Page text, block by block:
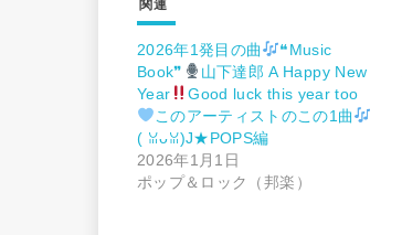
関連
2026年1発目の曲
❝Music
Book❞
山下達郎 A Happy New
Year
Good luck this year too
このアーティストのこの1曲
(⁠ ⁠ꈍ⁠ᴗ⁠ꈍ⁠)J★POPS編
2026年1月1日
ポップ＆ロック（邦楽）